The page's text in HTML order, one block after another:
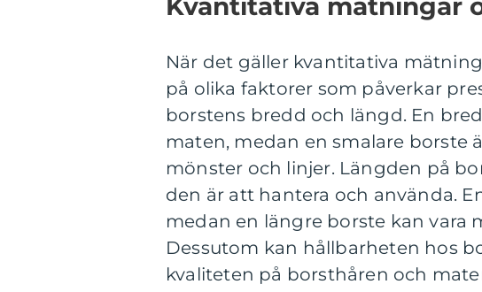
Kvantitativa mätningar
När det gäller kvantitativa
på olika faktorer som påverkar
borstens bredd och längd. En
maten, medan en smalare borste
mönster och linjer. Längden på
den är att hantera och använda.
medan en längre borste kan vara
Dessutom kan hållbarheten hos
kvaliteten på borsthåren och